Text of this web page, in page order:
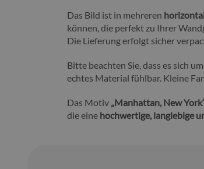
Das Bild ist in mehreren
können, die perfekt zu Ihrer
Die Lieferung erfolgt sicher
Bitte beachten Sie, dass es sich
echtes Material fühlbar. Kleine
Das Motiv „Manhattan, New York
die eine hochwertige, langlebige